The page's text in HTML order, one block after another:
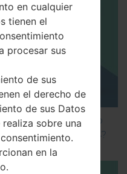
Oficial en el teléfono
LG Flash Tool 2014?
en cualquier
tienen el
procesar sus
de sus
el derecho de
de sus Datos
sobre una
en la